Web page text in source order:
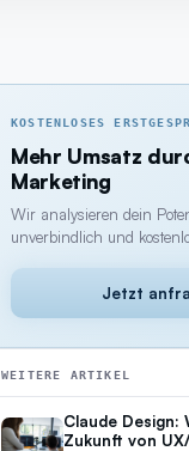
KOSTENLOSES
Mehr Umsatz
Marketing
Wir analysieren dein
unverbindlich und
Jetzt
WEITERE ARTIKEL
Claude Design:
Zukunft von